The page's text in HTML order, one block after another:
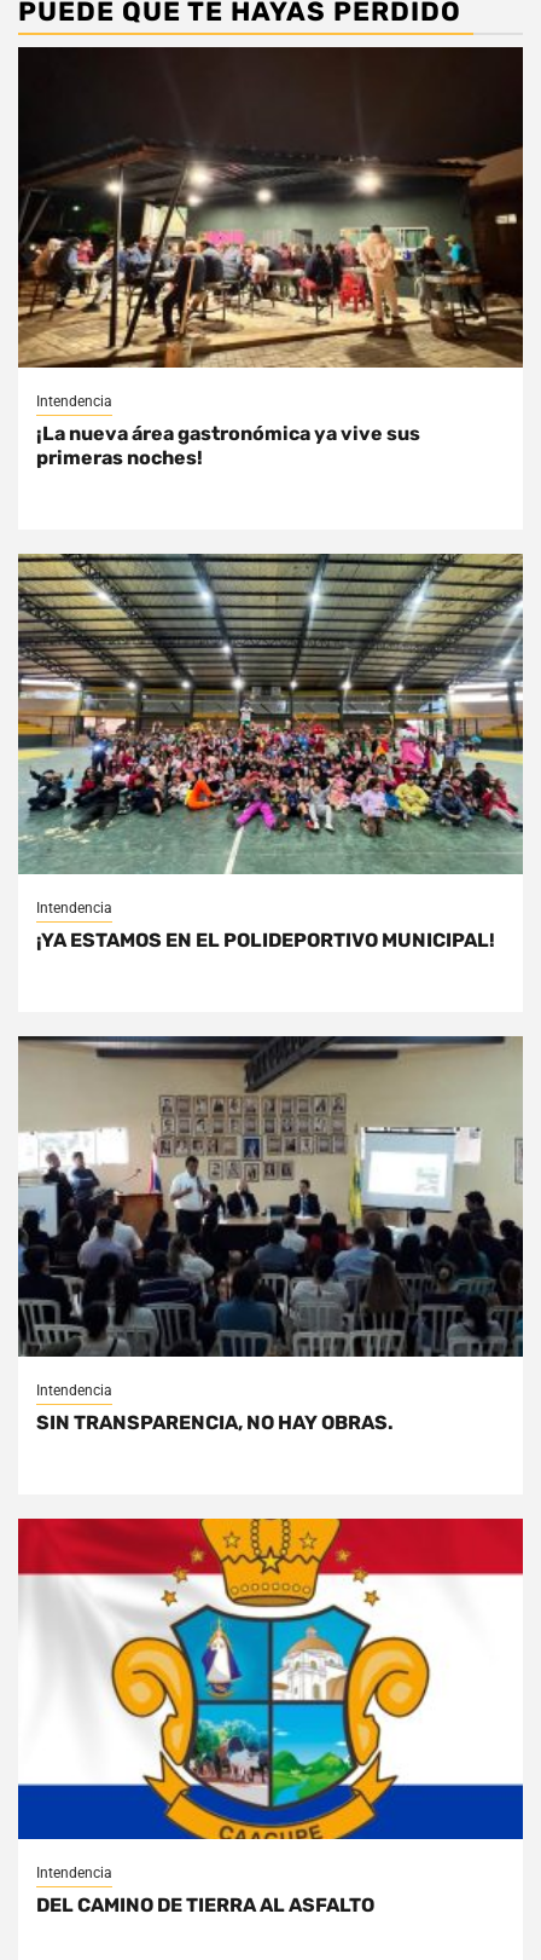
PUEDE QUE TE HAYAS PERDIDO
Intendencia
¡La nueva área gastronómica ya vive sus
primeras noches!
Intendencia
¡YA ESTAMOS EN EL POLIDEPORTIVO MUNICIPAL!
Intendencia
SIN TRANSPARENCIA, NO HAY OBRAS.
Intendencia
DEL CAMINO DE TIERRA AL ASFALTO